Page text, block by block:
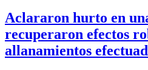
Aclararon hurto en
recuperaron efectos
allanamientos